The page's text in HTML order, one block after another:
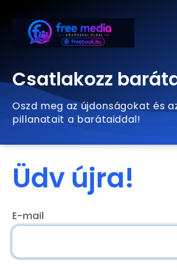
Csatlakozz
Oszd meg az újdonságokat és
pillanatait a barátaiddal!
Üdv újra!
E-mail